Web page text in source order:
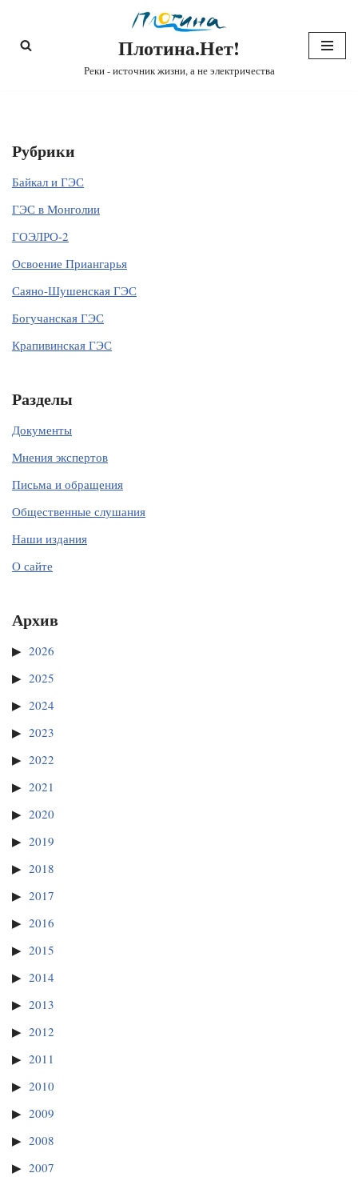
Перейти
Плотина.Нет!
Реки - источник жизни, а не электричества
Рубрики
Байкал и ГЭС
ГЭС в Монголии
ГОЭЛРО-2
Освоение Приангарья
Саяно-Шушенская ГЭС
Богучанская ГЭС
Крапивинская ГЭС
Разделы
Документы
Мнения экспертов
Письма и обращения
Общественные слушания
Наши издания
О сайте
Архив
2026
2025
2024
2023
2022
2021
2020
2019
2018
2017
2016
2015
2014
2013
2012
2011
2010
2009
2008
2007